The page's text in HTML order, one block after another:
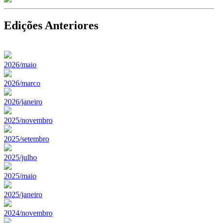
Edições Anteriores
2026/maio
2026/marco
2026/janeiro
2025/novembro
2025/setembro
2025/julho
2025/maio
2025/janeiro
2024/novembro